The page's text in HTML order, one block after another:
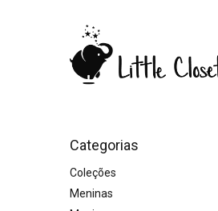
Categorias
Coleções
Meninas